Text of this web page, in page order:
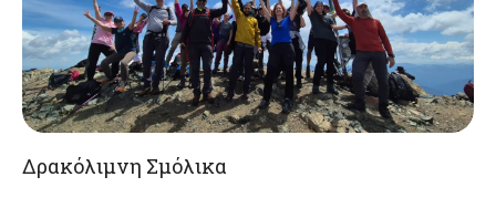
Δρακόλιμνη Σμόλικα